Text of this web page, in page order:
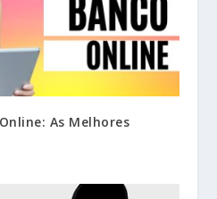
As Melhores